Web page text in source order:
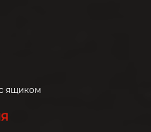
ящиком